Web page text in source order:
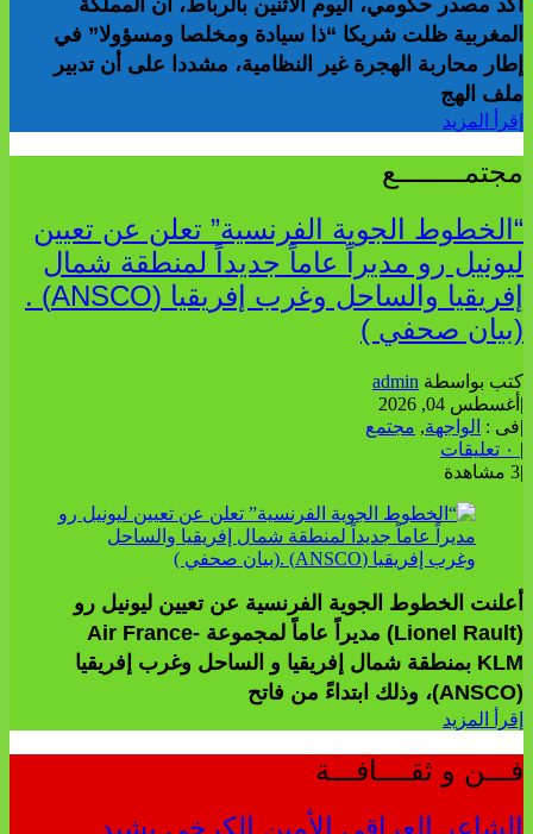
أكد مصدر حكومي، اليوم الاثنين بالرباط، أن المملكة
المغربية ظلت شريكا “ذا سيادة ومخلصا ومسؤولا” في
إطار محاربة الهجرة غير النظامية، مشددا على أن تدبير
ملف الهج
إقرأ المزيد
مجتمــــــــع
“الخطوط الجوية الفرنسية” تعلن عن تعيين
ليونيل رو مديراً عاماً جديداً لمنطقة شمال
إفريقيا والساحل وغرب إفريقيا (ANSCO) .
(بيان صحفي )
كتب بواسطة admin
| أغسطس 04, 2026
|فى : الواجهة, مجتمع
|
|3 مشاهدة
أعلنت الخطوط الجوية الفرنسية عن تعيين ليونيل رو
(Lionel Rault) مديراً عاماً لمجموعة Air France-
KLM بمنطقة شمال إفريقيا و الساحل وغرب إفريقيا
(ANSCO)، وذلك ابتداءً من فاتح
إقرأ المزيد
فـــن و ثقــــافـــة
الشاعر العراقي الأمين الكرخي يشيد